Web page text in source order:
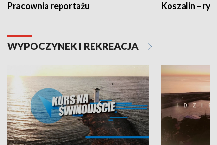
Pracownia reportażu Koszalin –
WYPOCZYNEK I REKREACJA